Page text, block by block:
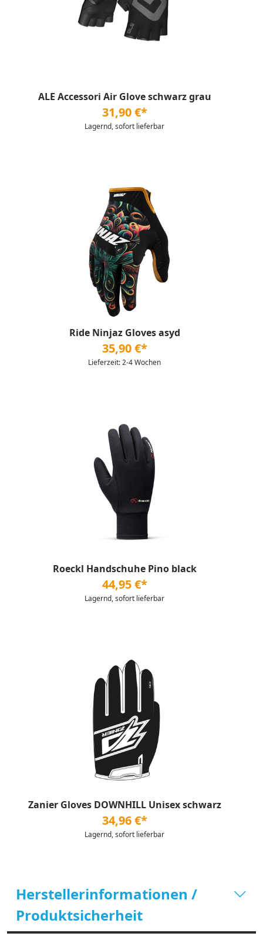
ALE Accessori Air Glove schwarz grau
31,90 €*
Lagernd, sofort lieferbar
Ride Ninjaz Gloves asyd
35,90 €*
Lieferzeit: 2-4 Wochen
Roeckl Handschuhe Pino black
44,95 €*
Lagernd, sofort lieferbar
Zanier Gloves DOWNHILL Unisex schwarz
34,96 €*
Lagernd, sofort lieferbar
Herstellerinformationen /
Produktsicherheit